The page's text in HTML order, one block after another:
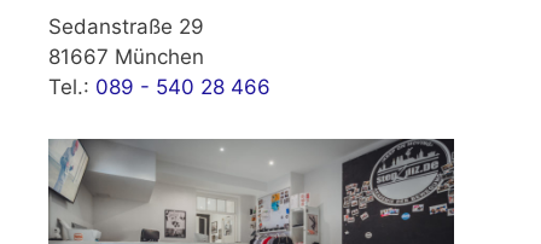
Sedanstraße 29
81667 München
Tel.: 089 - 540 28 466